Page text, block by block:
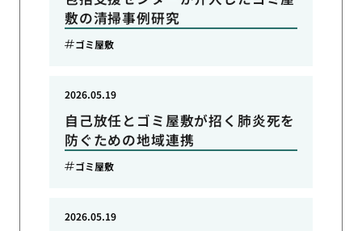
敷の清掃事例研究
ゴミ屋敷
自己放任とゴミ屋敷が招く肺炎死を
防ぐための地域連携
2026.05.19
ゴミ屋敷
2026.05.19